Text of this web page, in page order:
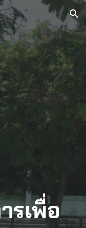
Skip to navigation
รเพื่อ